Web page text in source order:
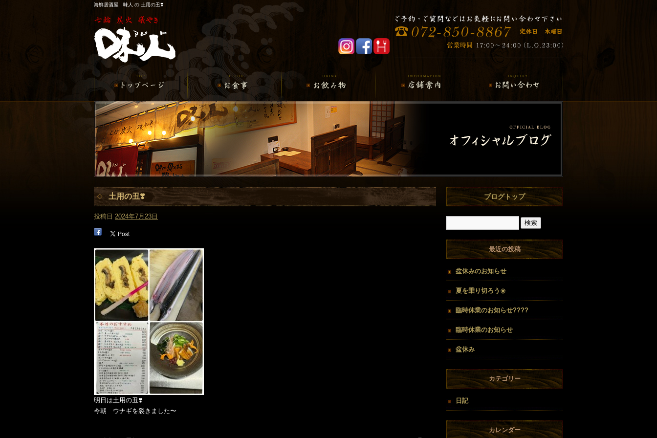
海鮮居酒屋 味人 の 土用の丑❣️
土用の丑❣️
投稿日 2024年7月23日
明日は土用の丑❣️
今朝 ウナギを裂きました〜
ブログトップ
最近の投稿
盆休みのお知らせ
夏を乗り切ろう☀️
臨時休業のお知らせ????
臨時休業のお知らせ
盆休み
カテゴリー
日記
カレンダー